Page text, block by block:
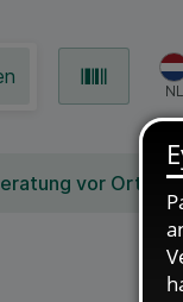
vor Ort